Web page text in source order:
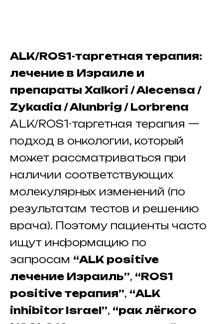
ALK/ROS1-таргетная терапия:
лечение в Израиле и
препараты Xalkori / Alecensa /
Zykadia / Alunbrig / Lorbrena
ALK/ROS1-таргетная терапия —
подход в онкологии, который
может рассматриваться при
наличии соответствующих
молекулярных изменений (по
результатам тестов и решению
врача). Поэтому пациенты часто
ищут информацию по
запросам “ALK positive
лечение Израиль”, “ROS1
positive терапия”, “ALK
inhibitor Israel”, “рак лёгкого